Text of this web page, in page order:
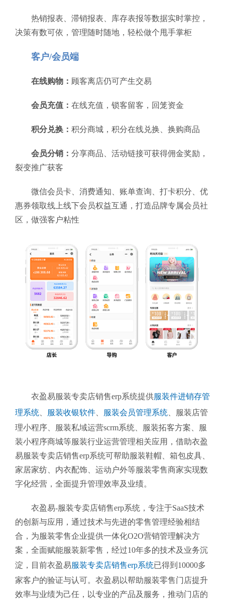
热销报表、滞销报表、库存表报等数据实时掌控，
决策有数可依，管理随时随地，轻松做个甩手掌柜
客户/会员端
在线购物： 顾客离店仍可产生交易
会员充值： 在线充值，锁客留客，回笼资金
积分兑换： 积分商城，积分在线兑换、换购商品
会员分销： 分享商品、活动链接可获得佣金奖励，
裂变推广获客
微信会员卡、消费通知、账单查询、打卡积分、优
惠券领取线上线下会员权益互通，打造品牌专属会员社
区，做强客户粘性
衣盈易服装专卖店销售erp系统提供服装件进销存管
理系统
服装收银软件 服装会员管理系统
服装店管
理小程序、服装私域运营scrm系统、服装拓客方案、服
装小程序商城等服装行业运营管理相关应用，借助衣盈
易服装专卖店销售erp系统可帮助服装鞋帽、箱包皮具、
家居家纺、内衣配饰、运动户外等服装零售商家实现数
字化经营，全面提升管理效率及业绩。
衣盈易-服装专卖店销售erp系统 ，专注于SaaS技术
的创新与应用，通过技术与先进的零售管理经验相结
合，为服装零售企业提供一体化O2O营销管理解决方
案，全面赋能服装新零售，经过10年多的技术及业务沉
淀，目前衣盈易服装专卖店销售erp系统已得到10000多
家客户的验证与认可。衣盈易以帮助服装零售门店提升
效率与业绩为己任，以专业的产品及服务，推动门店的